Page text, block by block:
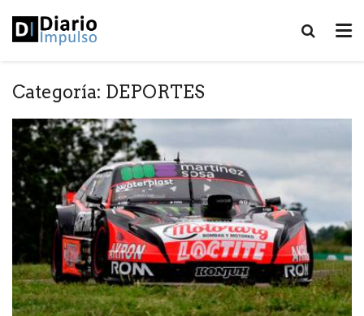
Categoría: DEPORTES